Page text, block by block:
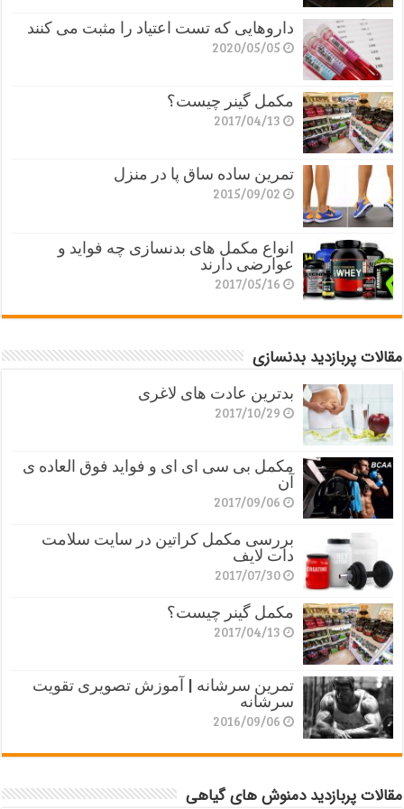
داروهایی که تست اعتیاد را مثبت می کنند
2020/05/05
مکمل گینر چیست؟
2017/04/13
تمرین ساده ساق پا در منزل
2015/09/02
انواع مکمل های بدنسازی چه فواید و
عوارضی دارند
2017/05/16
مقالات پربازدید بدنسازی
بدترین عادت های لاغری
2017/10/29
مکمل بی سی ای ای و فواید فوق العاده ی
آن
2017/09/06
بررسی مکمل کراتین در سایت سلامت
دات لایف
2017/07/30
مکمل گینر چیست؟
2017/04/13
تمرین سرشانه | آموزش تصویری تقویت
سرشانه
2016/09/06
مقالات پربازدید دمنوش های گیاهی